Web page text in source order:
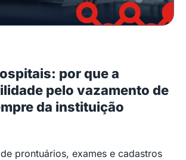
por que a
pelo vazamento de
da instituição
prontuários, exames e cadastros